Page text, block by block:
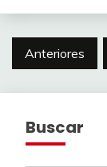
Anteriores
Buscar